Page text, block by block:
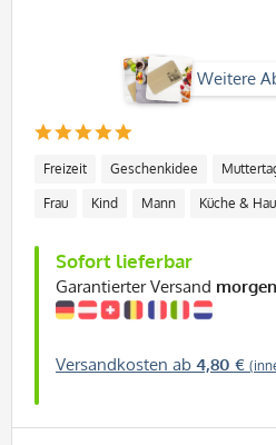
Weitere
Freizeit Geschenkidee
Frau Kind Mann Küche &
Sofort lieferbar
Garantierter Versand
Versandkosten ab 4,80 €